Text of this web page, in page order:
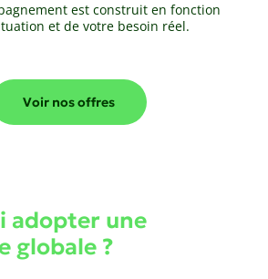
est construit en fonction
et de votre besoin réel.
Voir nos offres
adopter une
globale ?